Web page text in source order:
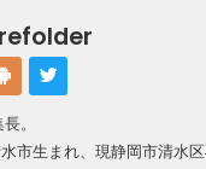
。
市生まれ、現静岡市清水区